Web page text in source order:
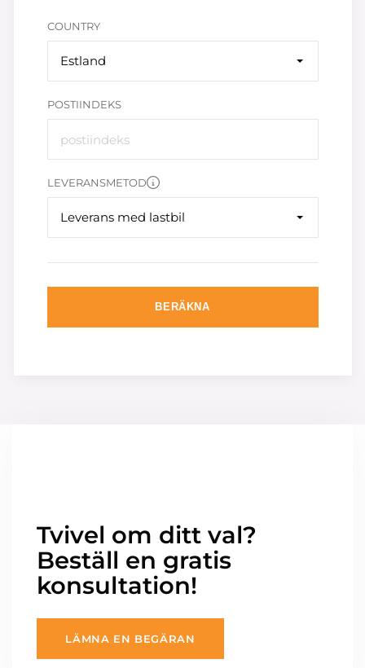
COUNTRY
Estland
POSTIINDEKS
LEVERANSMETOD
Leverans med lastbil
BERÄKNA
Tvivel om ditt val?
Beställ en gratis
konsultation!
LÄMNA EN BEGÄRAN